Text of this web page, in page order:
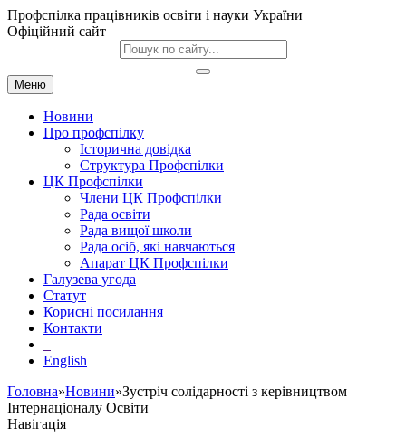
Профспілка працівників освіти і науки України
Офіційний сайт
Меню
Новини
Про профспілку
Історична довідка
Структура Профспілки
ЦК Профспілки
Члени ЦК Профспілки
Рада освіти
Рада вищої школи
Рада осіб, які навчаються
Апарат ЦК Профспілки
Галузева угода
Статут
Корисні посилання
Контакти
English
Головна»Новини»Зустріч солідарності з керівництвом
Інтернаціоналу Освіти
Навігація